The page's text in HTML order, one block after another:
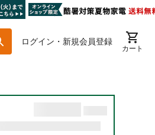
ログイン・新規会員登録
カート